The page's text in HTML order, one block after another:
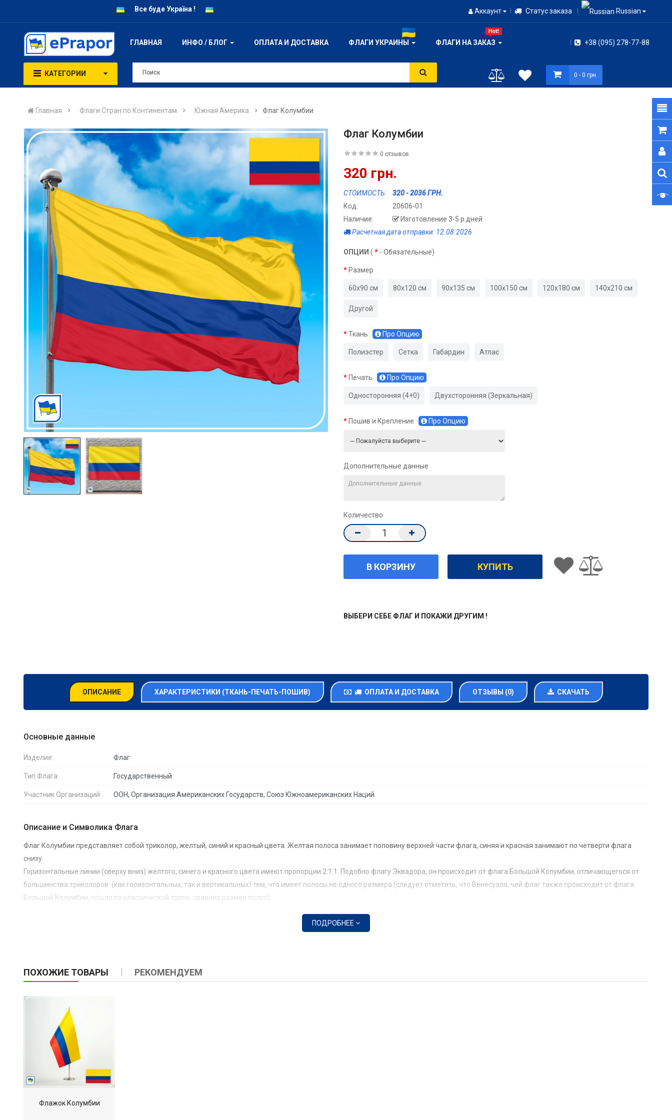
Все буде Україна ! Аккаунт Статус заказа Russian
ГЛАВНАЯ ИНФО / БЛОГ ОПЛАТА И ДОСТАВКА ФЛАГИ УКРАИНЫ ФЛАГИ НА ЗАКАЗ +38 (095) 278-77-88
КАТЕГОРИИ 0 - 0 грн.
Главная Флаги Стран по Континентам Южная Америка Флаг Колумбии
Флаг Колумбии
0 отзывов
320 грн.
СТОИМОСТЬ:
320 - 2036 ГРН.
Код:
20606-01
Наличие:
Изготовление 3-5 р.дней
Расчетная дата отправки: 12.08.2026
ОПЦИИ (* - Обязательные)
Размер
60х90 см 80х120 см 90х135 см 100х150 см 120х180 см 140х210 см
Другой
Ткань Про Опцию
Полиэстер Сетка Габардин Атлас
Печать Про Опцию
Односторонняя (4+0) Двухсторонняя (Зеркальная)
Пошив и Крепление Про Опцию
Дополнительные данные
Количество
ВЫБЕРИ СЕБЕ ФЛАГ И ПОКАЖИ ДРУГИМ !
ОПИСАНИЕ ХАРАКТЕРИСТИКИ (ТКАНЬ-ПЕЧАТЬ-ПОШИВ) ОПЛАТА И ДОСТАВКА ОТЗЫВЫ (0) СКАЧАТЬ
Основные данные
Изделие: Флаг
Тип Флага: Государственный
Участник Организаций: ООН, Организация Американских Государств, Союз Южноамериканских Наций
Описание и Символика Флага
Флаг Колумбии представляет собой триколор, желтый, синий и красный цвета. Желтая полоса занимает половину верхней части флага, синяя и красная занимают по четверти флага
снизу.
Горизонтальные линии (сверху вниз) желтого, синего и красного цвета имеют пропорции 2:1:1. Подобно флагу Эквадора, он происходит от флага Большой Колумбии, отличающегося от
большинства триколоров. (как горизонтальных, так и вертикальных) тем, что имеет полосы не одного размера (следует отметить, что Венесуэла, чей флаг также происходит от флага
Большой Колумбии, пошла по классической тропе, сравнив размер полос).
ПОДРОБНЕЕ
ПОХОЖИЕ ТОВАРЫ РЕКОМЕНДУЕМ
Флажок Колумбии